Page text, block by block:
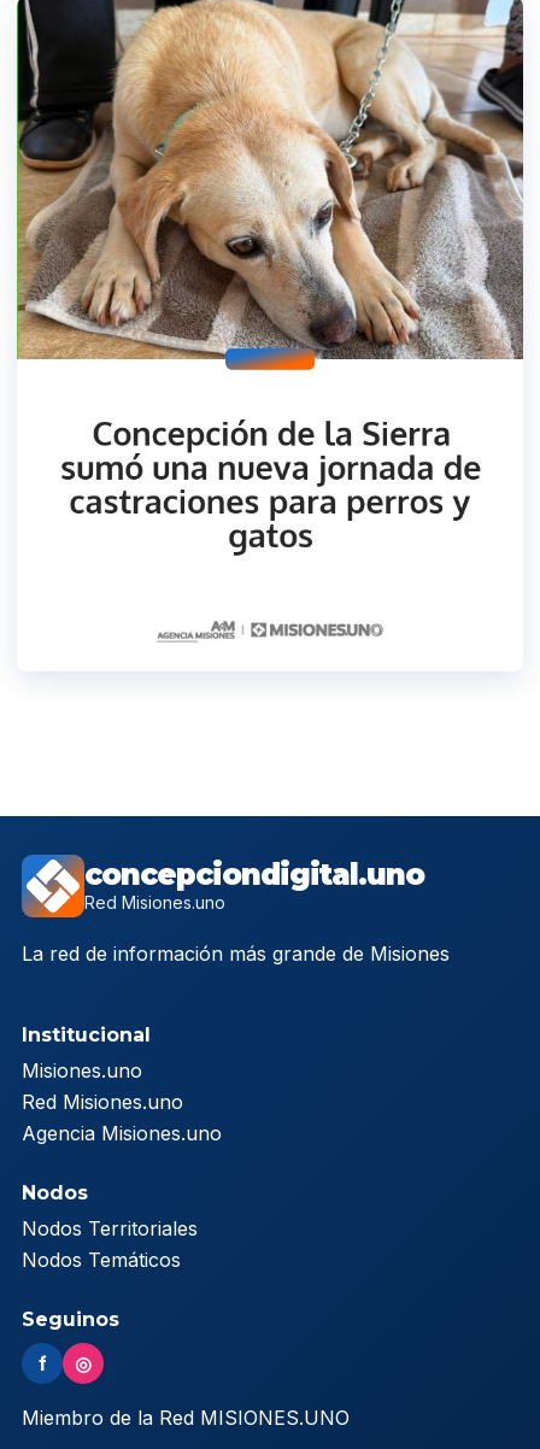
concepciondigital.uno
Red Misiones.uno
La red de información más grande de Misiones
Institucional
Misiones.uno
Red Misiones.uno
Agencia Misiones.uno
Nodos
Nodos Territoriales
Nodos Temáticos
Seguinos
f ◎
Miembro de la Red MISIONES.UNO